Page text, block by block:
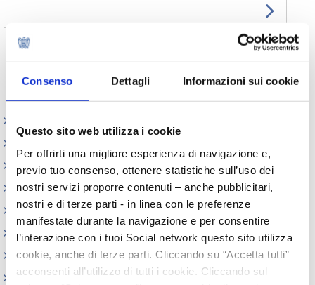
Consenso Dettagli Informazioni sui cookie
Questo sito web utilizza i cookie
Per offrirti una migliore esperienza di navigazione e,
previo tuo consenso, ottenere statistiche sull’uso dei
nostri servizi proporre contenuti – anche pubblicitari,
nostri e di terze parti - in linea con le preferenze
manifestate durante la navigazione e per consentire
l’interazione con i tuoi Social network questo sito utilizza
cookie, anche di terze parti. Cliccando su “Accetta tutti”
acconsenti all’utilizzo di tutti i cookie. Cliccando sul
Certificati Libera Vendita
Appuntamenti
Circolari
Normativa cosmetici
Prodotti e Ingredienti Cosmetici
Produzione e confezionamento